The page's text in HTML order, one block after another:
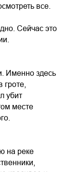
все.
Сейчас это
Именно здесь
убит
месте
на реке